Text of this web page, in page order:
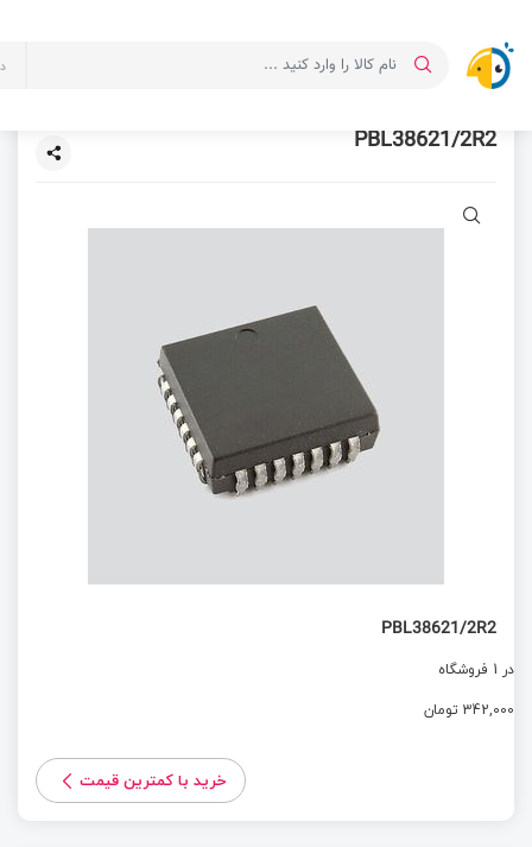
PBL38621/2R2
PBL38621/2R2
در 1 فروشگاه
342,000 تومان
خرید با کمترین قیمت